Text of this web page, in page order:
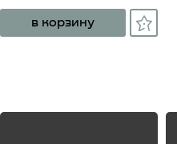
в корзину